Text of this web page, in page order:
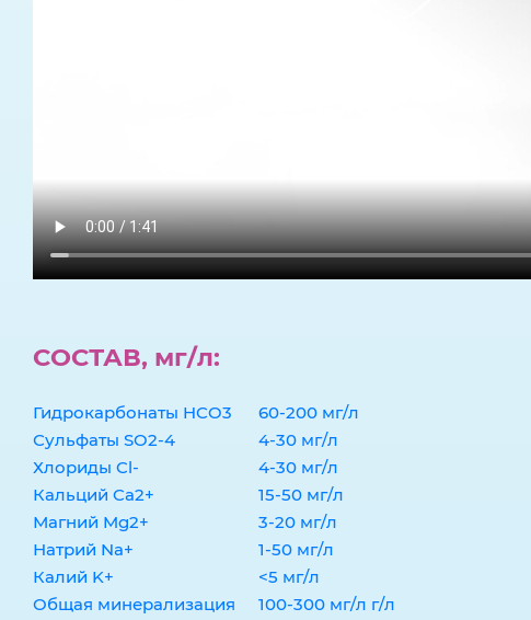
СОСТАВ, мг/л:
Гидрокарбонаты HCO3 60-200 мг/л
Сульфаты SO2-4
4-30 мг/л
Хлориды Cl-
4-30 мг/л
Кальций Ca2+
15-50 мг/л
Магний Mg2+
3-20 мг/л
Натрий Na+
1-50 мг/л
Калий K+
<5 мг/л
Общая минерализация
100-300 мг/л г/л